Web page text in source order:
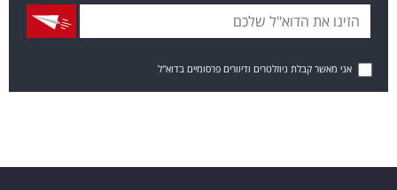
אני מאשר קבלת ניוזלטרים ודיוורים פרסומיים בדוא"ל